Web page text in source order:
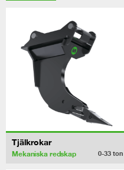
Tjälkrokar
Mekaniska redskap 0-33 ton